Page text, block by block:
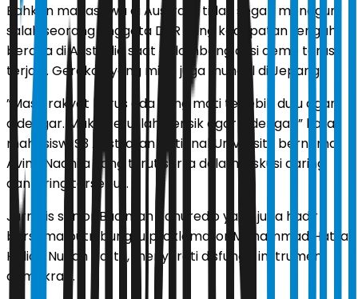
Bahkan mahasiswa di Australia tidak segan menegur
salah seorang anggota DPR yang kedapatan tengah
berada di Australia saat gelombang aksi demo terus
terjadi. Gerakan yang mirip juga muncul di Jepang.
”Masa rakyat harus ada yang mati terlebih dulu agar
didengar. Maka, teruslah berisik agar didengar,” kata
mahasiswi S3 Australian National University bernama
Avina Nadhila yang turut serta dalam diskusi daring
dan luring tersebut.
Jurnalis senior Budiman Tanuredjo yang juga hadir
bersama putri bungsu proklamator Mohammad Hatta,
Halida Nuriah Hatta, menyoroti disfungsi instrumen
demokrasi.